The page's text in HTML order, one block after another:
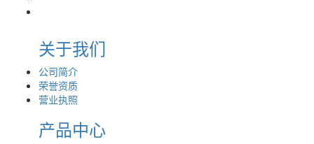
关于我们
公司简介
荣誉资质
营业执照
产品中心